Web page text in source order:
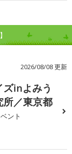
2026/08/08 更新
ズinよみう
所／東京都
ント